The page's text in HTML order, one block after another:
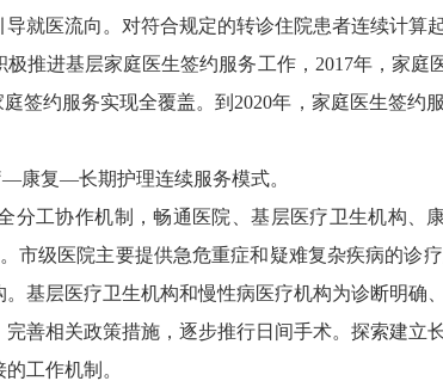
就医流向。对符合规定的转诊住院患者连续计
推进基层家庭医生签约服务工作， 2017年，家庭
签约服务实现全覆盖。到 2020年，家庭医生签约
康复—长期护理连续服务模式。
分工协作机制，畅通医院、基层医疗卫生机构、
市级医院主要提供急危重症和疑难复杂疾病的诊
基层医疗卫生机构和慢性病医疗机构为诊断明确
善相关政策措施，逐步推行日间手术。探索建立
工作机制。